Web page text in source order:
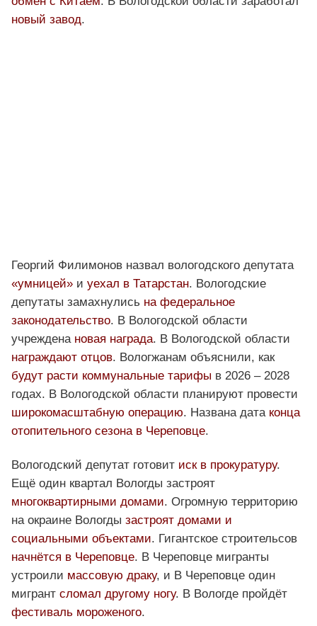
новый завод.
Георгий Филимонов назвал вологодского депутата
«умницей» и уехал в Татарстан. Вологодские
депутаты замахнулись на федеральное
законодательство. В Вологодской области
учреждена новая награда. В Вологодской области
награждают отцов. Вологжанам объяснили, как
будут расти коммунальные тарифы в 2026 – 2028
годах. В Вологодской области планируют провести
широкомасштабную операцию. Названа дата конца
отопительного сезона в Череповце.
Вологодский депутат готовит иск в прокуратуру.
Ещё один квартал Вологды застроят
многоквартирными домами. Огромную территорию
на окраине Вологды застроят домами и
социальными объектами. Гигантское строительсов
начнётся в Череповце. В Череповце мигранты
устроили массовую драку, и В Череповце один
мигрант сломал другому ногу. В Вологде пройдёт
фестиваль мороженого.